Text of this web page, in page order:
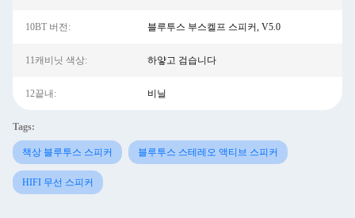
10BT 버전: 블루투스 부스켈프 스피커, V5.0
11캐비닛 색상: 하얗고 검습니다
12끝내: 비닐
Tags:
책상 블루투스 스피커 블루투스 스테레오 액티브 스피커
HIFI 무선 스피커